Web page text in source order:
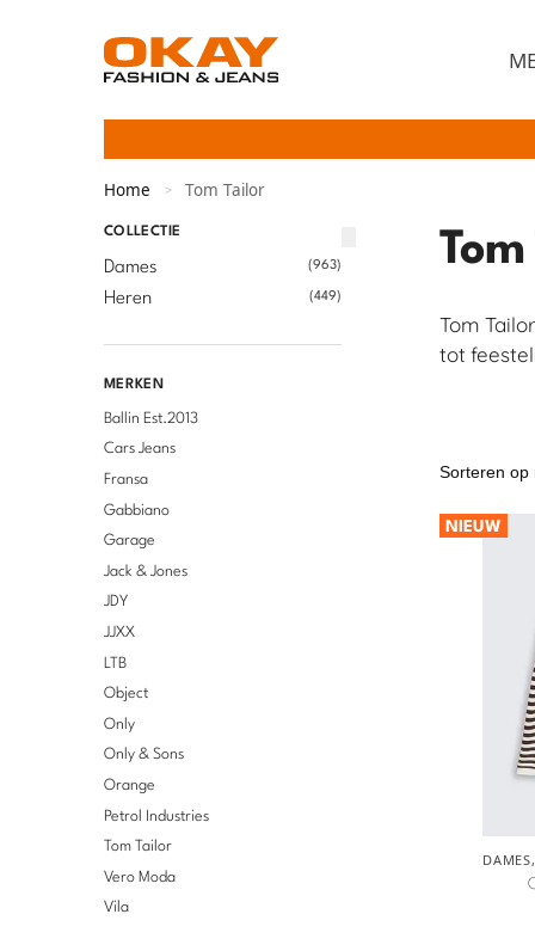
Home > Tom Tailor
Tom
tot
NIEUW
DAMES
COLLECTIE
Dames (963)
Heren (449)
MERKEN
Ballin Est.2013
Cars Jeans
Fransa
Gabbiano
Garage
Jack & Jones
JDY
JJXX
LTB
Object
Only
Only & Sons
Orange
Petrol Industries
Tom Tailor
Vero Moda
Vila